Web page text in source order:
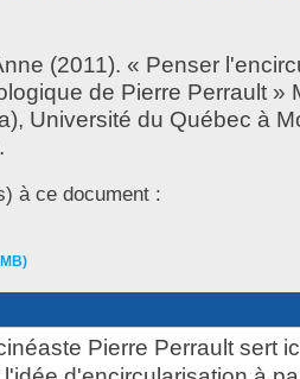
(2011). « Penser
de Pierre Perrault »
Université du Québec à
à ce document :
Pierre Perrault sert